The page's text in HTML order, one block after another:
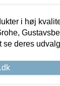
i høj
se deres